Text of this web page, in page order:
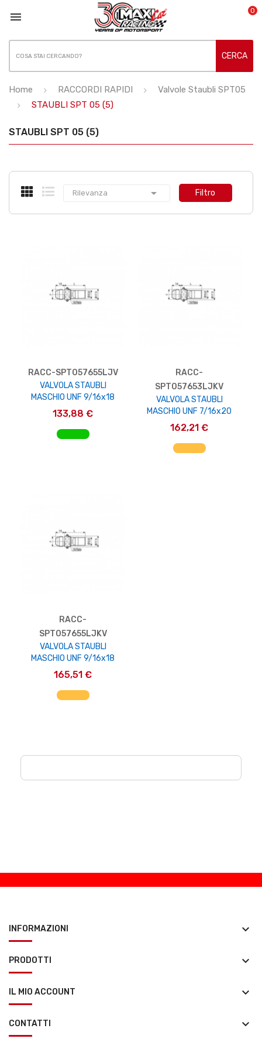
 0
CERCA
Home RACCORDI RAPIDI
Valvole Staubli SPT05
STAUBLI SPT 05 (5)
STAUBLI SPT 05 (5)
Rilevanza  Filtro
RACC-SPT057655LJV
VALVOLA STAUBLI
MASCHIO UNF 9/16x18
133,88 €
AGGIUNGI AL CARRELLO
RACC-
SPT057653LJKV
VALVOLA STAUBLI
MASCHIO UNF 7/16x20
162,21 €
AGGIUNGI AL CARRELLO
RACC-
SPT057655LJKV
VALVOLA STAUBLI
MASCHIO UNF 9/16x18
165,51 €
AGGIUNGI AL CARRELLO
INFORMAZIONI keyboard_arrow_down
PRODOTTI keyboard_arrow_down
IL MIO ACCOUNT keyboard_arrow_down
CONTATTI keyboard_arrow_down